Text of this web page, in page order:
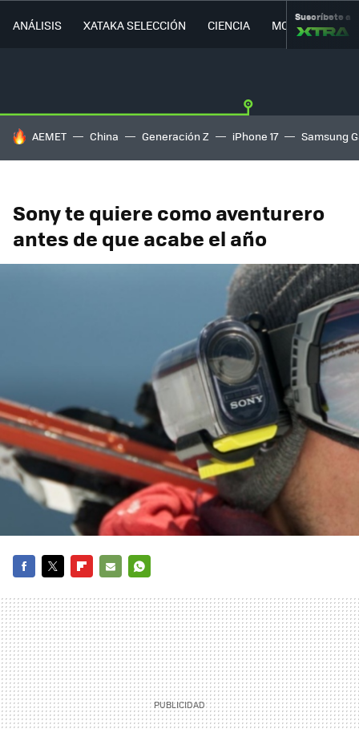
ANÁLISIS XATAKA SELECCIÓN CIENCIA MOVILIDAD
Suscríbete a
HOY SE HABLA DE
AEMET China Generación Z iPhone 17 Samsung
Sony te quiere como aventurero
antes de que acabe el año
MAIL